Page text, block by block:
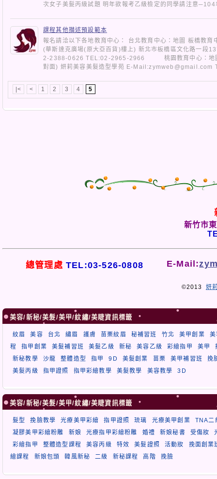
次女子美髮丙級試題 明年欲報考乙級檢定的同學請注意
課程其他描述預設範本
報名請洽以下各地教育中心： 台北教育中心：地圖 板橋教
(華斯達克廣場(原大亞百貨)樓上) 新北市板橋區文化路一段
2-2388-0626 TEL:02-2965-2966 桃園教育中心：地
對面) 妍莉美容美髮造型學苑 E-
|< < 1 2 3 4 5
新竹市
總管理處 TEL:03-526-0808 E-Mail:
©2013 妍
美容/新秘/美髮/美甲/紋繡/美睫資訊標籤
紋眉 美容 台北 繡眉 護膚 苗栗紋眉 秘補習班 竹北 美甲創業
程
指甲創業 美髮補習班 美髮乙級 新秘 美容乙級 彩繪指甲 美甲
新秘教學
沙龍 整體造型 指甲 9D 美髮創業 苗栗 美甲補習班
挽
美髮丙級
指甲證照 指甲彩繪教學 美髮教學 美容教學 3D
美容/新秘/美髮/美甲/紋繡/美睫資訊標籤
髮型 挽臉教學 光療美甲彩繪 指甲證照 琉璃 光療美甲創業
TNA二
凝膠美甲彩繪粉雕
新娘 光療指甲彩繪粉雕 婚禮 新娘秘書 受傷妝
彩繪指甲
整體造型課程 美容丙級 特效 美髮證照 活動妝
挽面創業
繪課程
新娘包頭 韓風新秘 二級 新秘課程 高階 挽臉